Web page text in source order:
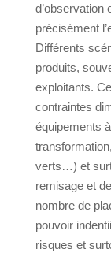
d’observation
précisément
Différents
produits,
exploitants.
contraintes
équipements
verts…) et
remisage et
nombre de
pouvoir
risques et